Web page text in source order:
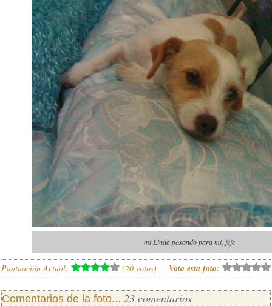
mi Linda posando para mi, jeje
Puntuación Actual: (20 votos) Vota esta foto:
Comentarios de la foto... 23 comentarios